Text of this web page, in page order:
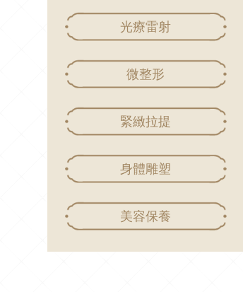
光療雷射
微整形
緊緻拉提
身體雕塑
美容保養